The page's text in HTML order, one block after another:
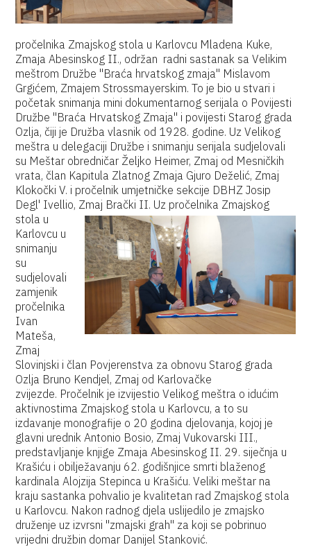
pročelnika Zmajskog stola u Karlovcu Mladena Kuke,
Zmaja Abesinskog II., održan radni sastanak sa Velikim
meštrom Družbe "Braća hrvatskog zmaja" Mislavom
Grgićem, Zmajem Strossmayerskim. To je bio u stvari i
početak snimanja mini dokumentarnog serijala o Povijesti
Družbe "Braća Hrvatskog Zmaja" i povijesti Starog grada
Ozlja, čiji je Družba vlasnik od 1928. godine. Uz Velikog
meštra u delegaciji Družbe i snimanju serijala sudjelovali
su Meštar obredničar Željko Heimer, Zmaj od Mesničkih
vrata, član Kapitula Zlatnog Zmaja Gjuro Deželić, Zmaj
Klokočki V. i pročelnik umjetničke sekcije DBHZ Josip
Degl' Ivellio, Zmaj Brački II. Uz pročelnika Zmajskog
stola u
Karlovcu u
snimanju
su
sudjelovali
zamjenik
pročelnika
Ivan
Mateša,
Zmaj
Slovinjski i član Povjerenstva za obnovu Starog grada
Ozlja Bruno Kendjel, Zmaj od Karlovačke
zvijezde. Pročelnik je izvijestio Velikog meštra o idućim
aktivnostima Zmajskog stola u Karlovcu, a to su
izdavanje monografije o 20 godina djelovanja, kojoj je
glavni urednik Antonio Bosio, Zmaj Vukovarski III.,
predstavljanje knjige Zmaja Abesinskog II. 29. siječnja u
Krašiću i obilježavanju 62. godišnjice smrti blaženog
kardinala Alojzija Stepinca u Krašiću. Veliki meštar na
kraju sastanka pohvalio je kvalitetan rad Zmajskog stola
u Karlovcu. Nakon radnog djela uslijedilo je zmajsko
druženje uz izvrsni "zmajski grah" za koji se pobrinuo
vrijedni družbin domar Danijel Stanković.